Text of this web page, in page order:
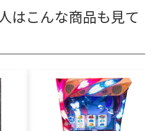
はこんな商品も見て